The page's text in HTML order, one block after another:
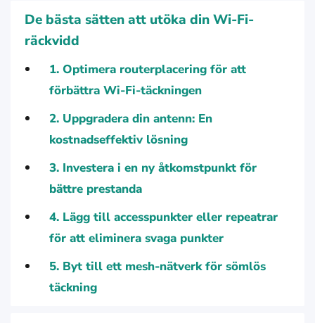
De bästa sätten att utöka din Wi-Fi-
räckvidd
1. Optimera routerplacering för att
förbättra Wi-Fi-täckningen
2. Uppgradera din antenn: En
kostnadseffektiv lösning
3. Investera i en ny åtkomstpunkt för
bättre prestanda
4. Lägg till accesspunkter eller repeatrar
för att eliminera svaga punkter
5. Byt till ett mesh-nätverk för sömlös
täckning